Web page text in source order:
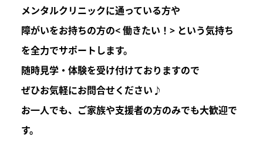
メンタルクリニックに通っている方や
障がいをお持ちの方の< 働きたい！> という気持ち
を全力でサポートします。
随時見学・体験を受け付けておりますので
ぜひお気軽にお問合せください♪
お一人でも、ご家族や支援者の方のみでも大歓迎で
す。